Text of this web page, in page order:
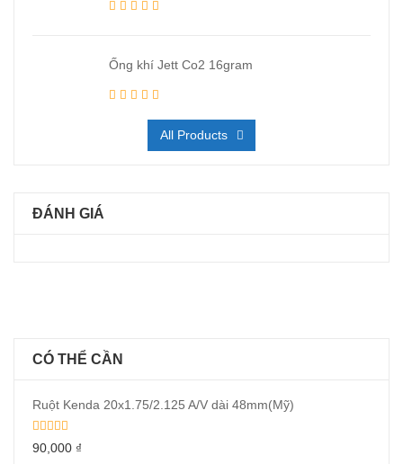
Ống khí Jett Co2 16gram
All Products
ĐÁNH GIÁ
CÓ THỂ CẦN
Ruột Kenda 20x1.75/2.125 A/V dài 48mm(Mỹ)
90,000 ₫